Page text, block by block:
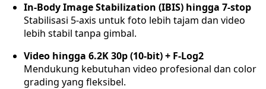
In-Body Image Stabilization (IBIS) hingga 7-stop
Stabilisasi 5-axis untuk foto lebih tajam dan video
lebih stabil tanpa gimbal.
Video hingga 6.2K 30p (10-bit) + F-Log2
Mendukung kebutuhan video profesional dan color
grading yang fleksibel.